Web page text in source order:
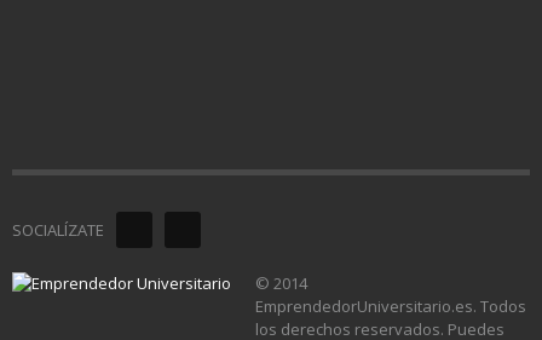
SOCIALÍZATE
© 2014
EmprendedorUniversitario.es. Todos
los derechos reservados. Puedes